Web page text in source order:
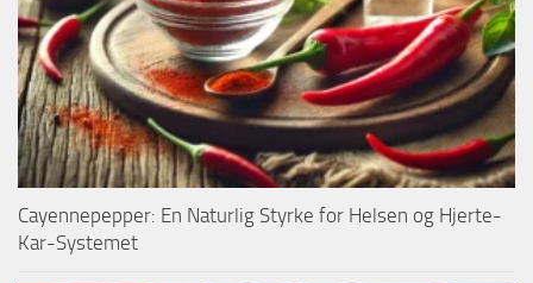
Cayennepepper: En Naturlig Styrke for Helsen og Hjerte-
Kar-Systemet